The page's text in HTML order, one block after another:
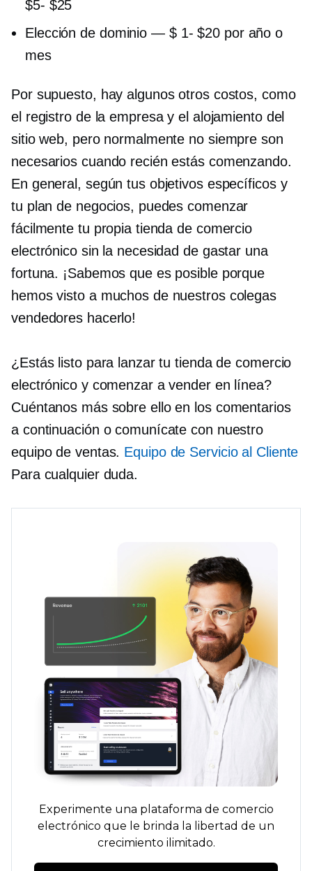
$5- $25
Elección de dominio — $ 1- $20 por año o
mes
Por supuesto, hay algunos otros costos, como
el registro de la empresa y el alojamiento del
sitio web, pero normalmente no siempre son
necesarios cuando recién estás comenzando.
En general, según tus objetivos específicos y
tu plan de negocios, puedes comenzar
fácilmente tu propia tienda de comercio
electrónico sin la necesidad de gastar una
fortuna. ¡Sabemos que es posible porque
hemos visto a muchos de nuestros colegas
vendedores hacerlo!
¿Estás listo para lanzar tu tienda de comercio
electrónico y comenzar a vender en línea?
Cuéntanos más sobre ello en los comentarios
a continuación o comunícate con nuestro
equipo de ventas. Equipo de Servicio al Cliente
Para cualquier duda.
Experimente una plataforma de comercio
electrónico que le brinda la libertad de un
crecimiento ilimitado.